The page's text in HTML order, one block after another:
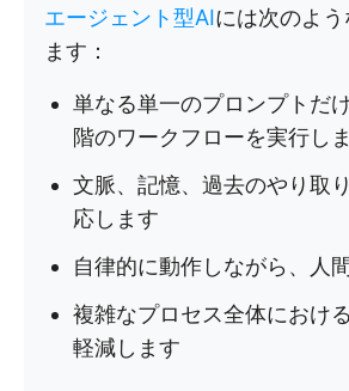
エージェント型AIには次のよ
ます：
単なる単一のプロンプトだ
階のワークフローを実行し
文脈、記憶、過去のやり取
応します
自律的に動作しながら、人
複雑なプロセス全体におけ
軽減します